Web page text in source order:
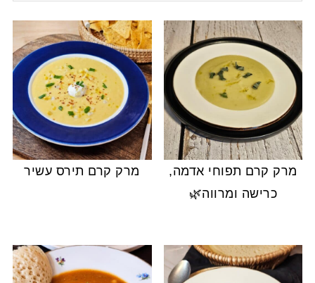
מרק קרם תפוחי אדמה,
כרישה ומרווה🌿
מרק קרם תירס עשיר